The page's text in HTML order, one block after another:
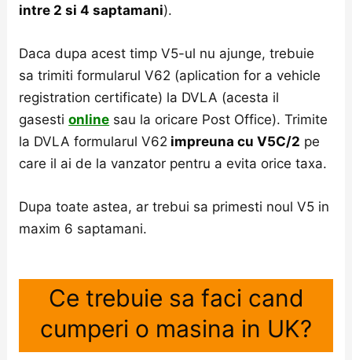
intre 2 si 4 saptamani).
Daca dupa acest timp V5-ul nu ajunge, trebuie
sa trimiti formularul V62 (aplication for a vehicle
registration certificate) la DVLA (acesta il
gasestionline sau la oricare Post Office). Trimite
la DVLA formularul V62 impreuna cu V5C/2 pe
care il ai de la vanzator pentru a evita orice taxa.
Dupa toate astea, ar trebui sa primesti noul V5 in
maxim 6 saptamani.
Ce trebuie sa faci cand
cumperi o masina in UK?